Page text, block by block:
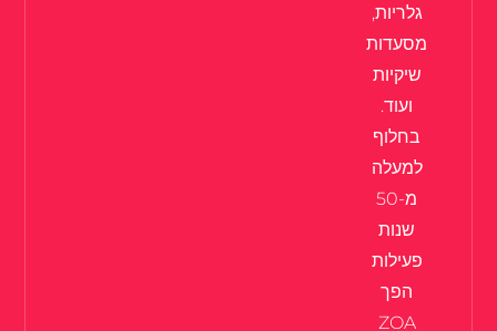
גלריות,
מסעדות
שיקיות
ועוד.
בחלוף
למעלה
מ-50
שנות
פעילות
הפך
ZOA